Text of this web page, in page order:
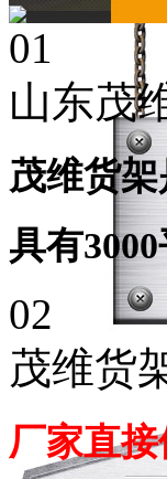
01
山东茂
茂维货
具有
02
茂维货
厂家直